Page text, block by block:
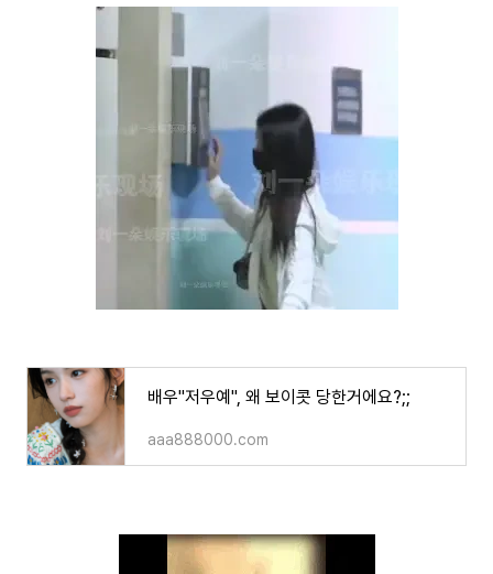
배우"저우예", 왜 보이콧 당한거에요?;;
aaa888000.com